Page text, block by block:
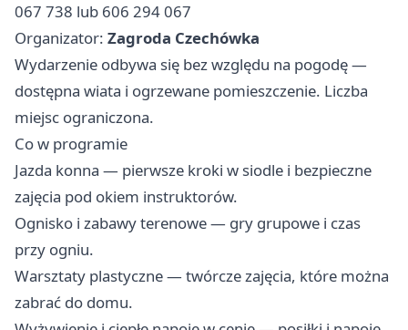
067 738 lub 606 294 067
Organizator: Zagroda Czechówka
Wydarzenie odbywa się bez względu na pogodę —
dostępna wiata i ogrzewane pomieszczenie. Liczba
miejsc ograniczona.
Co w programie
Jazda konna — pierwsze kroki w siodle i bezpieczne
zajęcia pod okiem instruktorów.
Ognisko i zabawy terenowe — gry grupowe i czas
przy ogniu.
Warsztaty plastyczne — twórcze zajęcia, które można
zabrać do domu.